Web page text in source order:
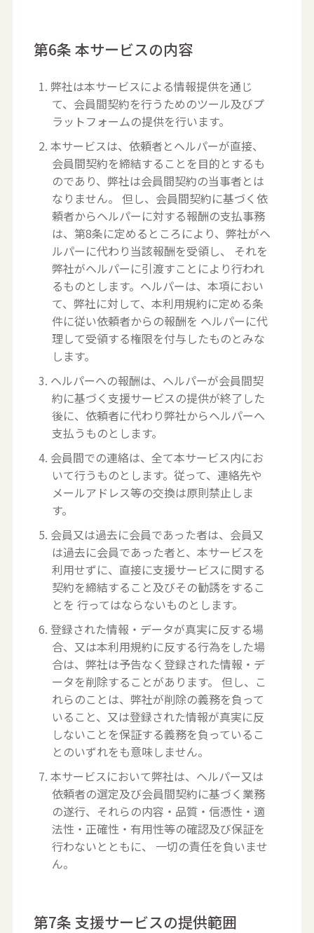
第6条 本サービスの内容
1. 弊社は本サービスによる情報提供を通じ
て、会員間契約を行うためのツール及びプ
ラットフォームの提供を行います。
2. 本サービスは、依頼者とヘルパーが直接、
会員間契約を締結することを目的とするも
のであり、弊社は会員間契約の当事者とは
なりません。 但し、会員間契約に基づく依
頼者からヘルパーに対する報酬の支払事務
は、第8条に定めるところにより、弊社がヘ
ルパーに代わり当該報酬を受領し、 それを
弊社がヘルパーに引渡すことにより行われ
るものとします。ヘルパーは、本項におい
て、弊社に対して、本利用規約に定める条
件に従い依頼者からの報酬を ヘルパーに代
理して受領する権限を付与したものとみな
します。
3. ヘルパーへの報酬は、ヘルパーが会員間契
約に基づく支援サービスの提供が終了した
後に、依頼者に代わり弊社からヘルパーへ
支払うものとします。
4. 会員間での連絡は、全て本サービス内にお
いて行うものとします。従って、連絡先や
メールアドレス等の交換は原則禁止しま
す。
5. 会員又は過去に会員であった者は、会員又
は過去に会員であった者と、本サービスを
利用せずに、直接に支援サービスに関する
契約を締結すること及びその勧誘をするこ
とを 行ってはならないものとします。
6. 登録された情報・データが真実に反する場
合、又は本利用規約に反する行為をした場
合は、弊社は予告なく登録された情報・デ
ータを削除することがあります。 但し、こ
れらのことは、弊社が削除の義務を負って
いること、又は登録された情報が真実に反
しないことを保証する義務を負っているこ
とのいずれをも意味しません。
7. 本サービスにおいて弊社は、ヘルパー又は
依頼者の選定及び会員間契約に基づく業務
の遂行、それらの内容・品質・信憑性・適
法性・正確性・有用性等の確認及び保証を
行わないとともに、 一切の責任を負いませ
ん。
第7条 支援サービスの提供範囲